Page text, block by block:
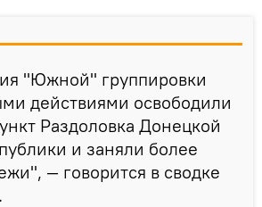
"Южной" группировки
действиями освободили
Раздоловка Донецкой
и заняли более
— говорится в сводке